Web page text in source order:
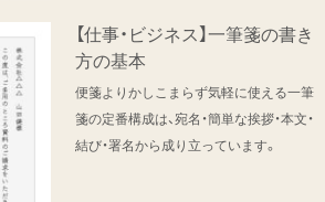
【仕事・ビジネス】一筆箋の書き
方の基本
便箋よりかしこまらず気軽に使える一筆
箋の定番構成は、宛名・簡単な挨拶・本文・
結び・署名から成り立っています。